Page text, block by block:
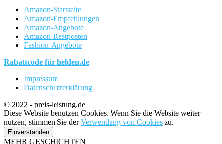
Amazon-Startseite
Amazon-Empfehlungen
Amazon-Angebote
Amazon-Restposten
Fashion-Angebote
Rabattcode für helden.de
Impressum
Datenschutzerklärung
© 2022 - preis-leistung.de
Diese Website benutzen Cookies. Wenn Sie die Website weiter
nutzen, stimmen Sie derVerwendung von Cookies zu.
Einverstanden
MEHR GESCHICHTEN